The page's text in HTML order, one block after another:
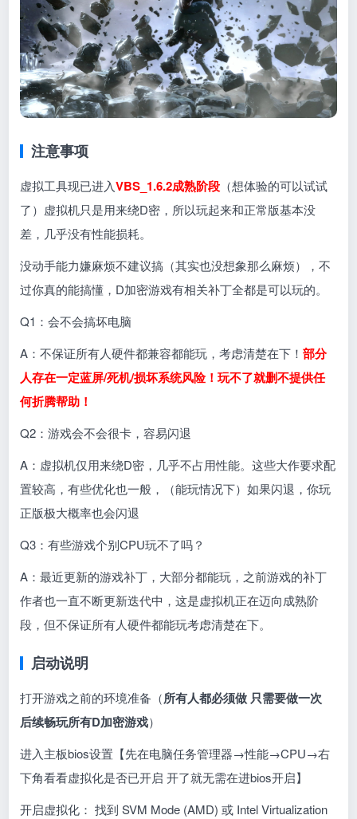
注意事项
虚拟工具现已进入VBS_1.6.2成熟阶段 （想体验的可以试试
了）虚拟机只是用来绕D密，所以玩起来和正常版基本没
差，几乎没有性能损耗。
没动手能力嫌麻烦不建议搞（其实也没想象那么麻烦），不
过你真的能搞懂，D加密游戏有相关补丁全都是可以玩的。
Q1：会不会搞坏电脑
A：不保证所有人硬件都兼容都能玩，考虑清楚在下！部分
人存在一定蓝屏/死机/损坏系统风险！玩不了就删不提供任
何折腾帮助！
Q2：游戏会不会很卡，容易闪退
A：虚拟机仅用来绕D密，几乎不占用性能。这些大作要求配
置较高，有些优化也一般，（能玩情况下）如果闪退，你玩
正版极大概率也会闪退
Q3：有些游戏个别CPU玩不了吗？
A：最近更新的游戏补丁，大部分都能玩，之前游戏的补丁
作者也一直不断更新迭代中，这是虚拟机正在迈向成熟阶
段，但不保证所有人硬件都能玩考虑清楚在下。
启动说明
打开游戏之前的环境准备（所有人都必须做 只需要做一次
后续畅玩所有D加密游戏）
进入主板bios设置【先在电脑任务管理器→性能→CPU→右
下角看看虚拟化是否已开启 开了就无需在进bios开启】
开启虚拟化： 找到 SVM Mode (AMD) 或 Intel Virtualization